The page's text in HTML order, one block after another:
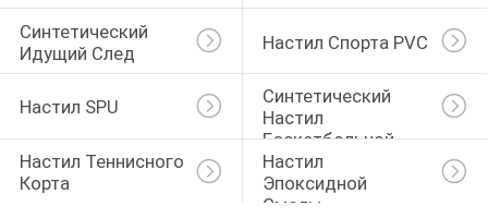
Синтетический
Идущий След
Настил Спорта PVC
Настил SPU
Синтетический
Настил
Баскетбольной
Площадки
Настил Теннисного
Корта
Настил
Эпоксидной
Смолы